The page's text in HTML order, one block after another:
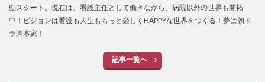
動スタート。現在は、看護主任として働きながら、病院以外の世界も開拓
中！ビジョンは看護も人生ももっと楽しくHAPPYな世界をつくる！夢は朝ド
ラ脚本家！
記事一覧へ